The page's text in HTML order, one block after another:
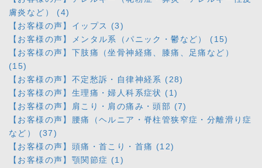
膚炎など） (4)
【お客様の声】イップス (3)
【お客様の声】メンタル系（パニック・鬱など） (15)
【お客様の声】下肢痛（坐骨神経痛、膝痛、足痛など）
(15)
【お客様の声】不定愁訴・自律神経系 (28)
【お客様の声】生理痛・婦人科系症状 (1)
【お客様の声】肩こり・肩の痛み・頭部 (7)
【お客様の声】腰痛（ヘルニア・脊柱管狭窄症・分離滑り症
など） (37)
【お客様の声】頭痛・首こり・首痛 (12)
【お客様の声】顎関節症 (1)